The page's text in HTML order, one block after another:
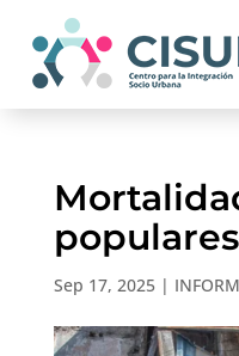
populares
Sep 17, 2025|